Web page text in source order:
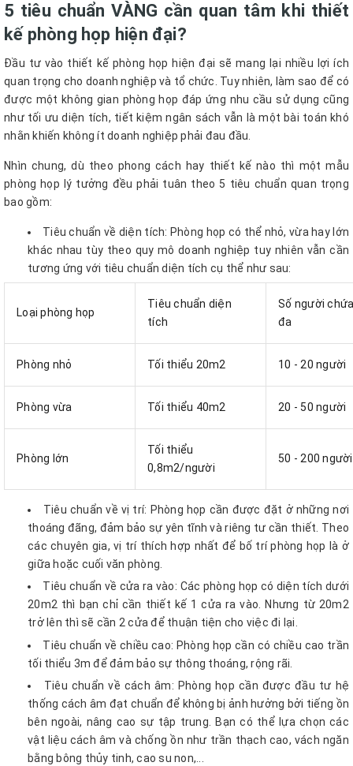
5 tiêu chuẩn VÀNG cần quan tâm khi thiết
kế phòng họp hiện đại?
Đầu tư vào thiết kế phòng họp hiện đại sẽ mang lại nhiều lợi ích
quan trọng cho doanh nghiệp và tổ chức. Tuy nhiên, làm sao để có
được một không gian phòng họp đáp ứng nhu cầu sử dụng cũng
như tối ưu diện tích, tiết kiệm ngân sách vẫn là một bài toán khó
nhằn khiến không ít doanh nghiệp phải đau đầu.
Nhìn chung, dù theo phong cách hay thiết kế nào thì một mẫu
phòng họp lý tưởng đều phải tuân theo 5 tiêu chuẩn quan trọng
bao gồm:
Tiêu chuẩn về diện tích: Phòng họp có thể nhỏ, vừa hay lớn
khác nhau tùy theo quy mô doanh nghiệp tuy nhiên vẫn cần
tương ứng với tiêu chuẩn diện tích cụ thể như sau:
Loại phòng họp
Tiêu chuẩn diện
tích
Số người
đa
Phòng nhỏ Tối thiểu 20m2 10 - 20 người
Phòng vừa Tối thiểu 40m2 20 - 50 người
Phòng lớn
Tối thiểu
0,8m2/người
50 - 200 người
Tiêu chuẩn về vị trí: Phòng họp cần được đặt ở những nơi
thoáng đãng, đảm bảo sự yên tĩnh và riêng tư cần thiết. Theo
các chuyên gia, vị trí thích hợp nhất để bố trí phòng họp là ở
giữa hoặc cuối văn phòng.
Tiêu chuẩn về cửa ra vào: Các phòng họp có diện tích dưới
20m2 thì bạn chỉ cần thiết kế 1 cửa ra vào. Nhưng từ 20m2
trở lên thì sẽ cần 2 cửa để thuận tiện cho việc đi lại.
Tiêu chuẩn về chiều cao: Phòng họp cần có chiều cao trần
tối thiểu 3m để đảm bảo sự thông thoáng, rộng rãi.
Tiêu chuẩn về cách âm: Phòng họp cần được đầu tư hệ
thống cách âm đạt chuẩn để không bị ảnh hưởng bởi tiếng ồn
bên ngoài, nâng cao sự tập trung. Bạn có thể lựa chọn các
vật liệu cách âm và chống ồn như trần thạch cao, vách ngăn
bằng bông thủy tinh, cao su non,...